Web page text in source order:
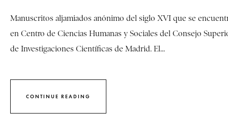
Manuscritos aljamiados anónimo del siglo XVI que se
en Centro de Ciencias Humanas y Sociales del Consejo
de Investigaciones Científicas de Madrid. El...
CONTINUE READING